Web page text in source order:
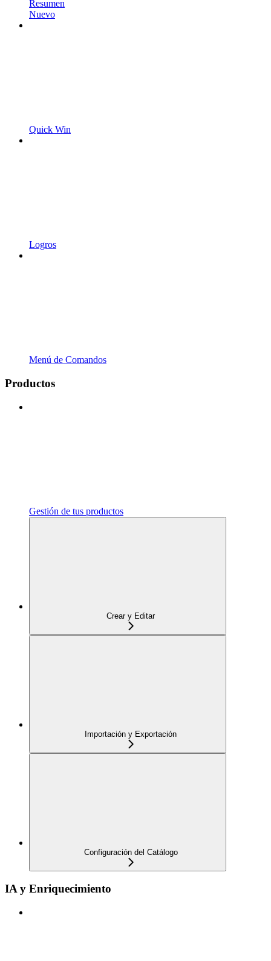
Resumen
Nuevo
Quick Win
Logros
Menú de Comandos
Productos
Gestión de tus productos
Crear y Editar
Importación y Exportación
Configuración del Catálogo
IA y Enriquecimiento